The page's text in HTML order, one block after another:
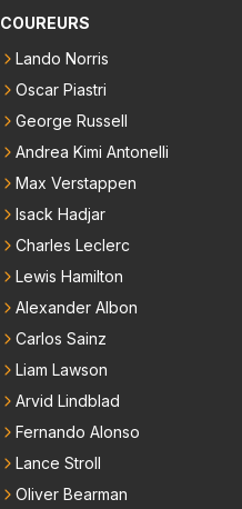
COUREURS
Lando Norris
Oscar Piastri
George Russell
Andrea Kimi Antonelli
Max Verstappen
Isack Hadjar
Charles Leclerc
Lewis Hamilton
Alexander Albon
Carlos Sainz
Liam Lawson
Arvid Lindblad
Fernando Alonso
Lance Stroll
Oliver Bearman